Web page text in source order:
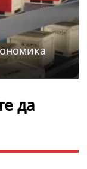
да